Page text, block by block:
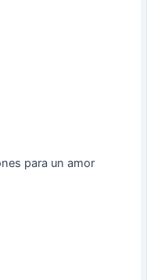
para un amor